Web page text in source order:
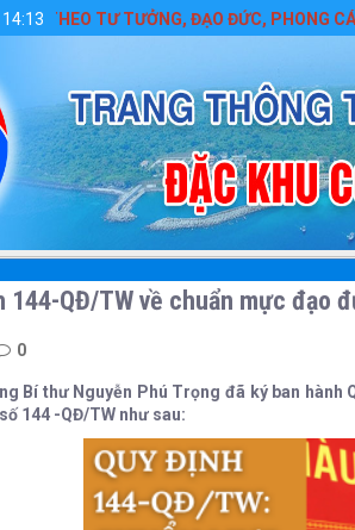
TƯ TƯỞNG, ĐẠO ĐỨC, PHONG CÁCH HỒ
144-QĐ/TW về chuẩn mực đạo
0
Bí thư Nguyễn Phú Trọng đã ký ban
144 -QĐ/TW như sau: